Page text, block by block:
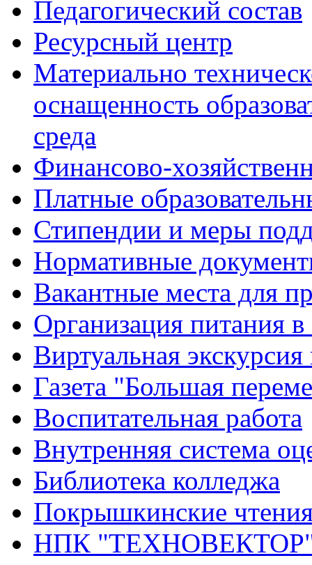
Педагогический состав
Ресурсный центр
Материально
оснащенность
среда
Финансово-
Платные
Стипендии и меры
Нормативные
Вакантные места для
Организация питания в
Виртуальная
Газета "Большая
Воспитательная работа
Внутренняя система
Библиотека колледжа
Покрышкинские
НПК